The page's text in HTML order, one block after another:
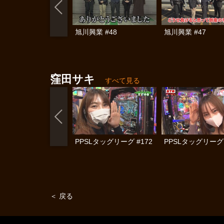
旭川興業 #48 旭川興業 #47
窪田サキ すべて見る
PPSLタッグリーグ #172 PPSLタッグリー
＜ 戻る